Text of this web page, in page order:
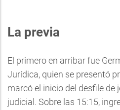
La previa
El primero en arribar fue
Jurídica, quien se presentó
marcó el inicio del desfile de
judicial. Sobre las 15:15,